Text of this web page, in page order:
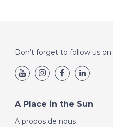
Don’t forget to follow us on:
A Place in the Sun
A propos de nous